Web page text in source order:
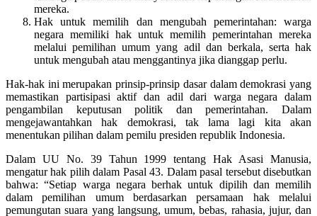
mereka.
Hak untuk memilih dan mengubah pemerintahan: warga
negara memiliki hak untuk memilih pemerintahan mereka
melalui pemilihan umum yang adil dan berkala, serta hak
untuk mengubah atau menggantinya jika dianggap perlu.
Hak-hak ini merupakan prinsip-prinsip dasar dalam demokrasi yang
memastikan partisipasi aktif dan adil dari warga negara dalam
pengambilan keputusan politik dan pemerintahan. Dalam
mengejawantahkan hak demokrasi, tak lama lagi kita akan
menentukan pilihan dalam pemilu presiden republik Indonesia.
Dalam UU No. 39 Tahun 1999 tentang Hak Asasi Manusia,
mengatur hak pilih dalam Pasal 43. Dalam pasal tersebut disebutkan
bahwa: “Setiap warga negara berhak untuk dipilih dan memilih
dalam pemilihan umum berdasarkan persamaan hak melalui
pemungutan suara yang langsung, umum, bebas, rahasia, jujur, dan